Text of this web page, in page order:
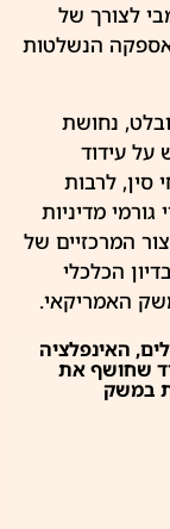
לצורך של
הנשלטות
נחושת
על עידוד
סין, לרבות
מדיניות
המרכזיים של
הכלכלי
האמריקאי.
האינפלציה
שחושף את
במשק